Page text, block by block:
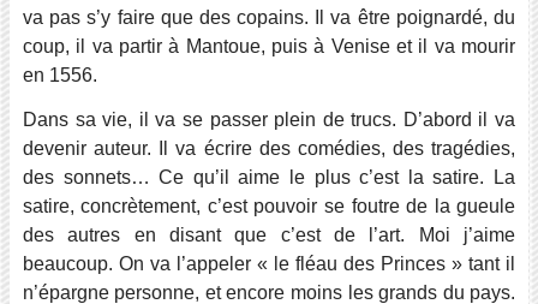
va pas s’y faire que des copains. Il va être poignardé, du
coup, il va partir à Mantoue, puis à Venise et il va mourir
en 1556.
Dans sa vie, il va se passer plein de trucs. D’abord il va
devenir auteur. Il va écrire des comédies, des tragédies,
des sonnets… Ce qu’il aime le plus c’est la satire. La
satire, concrètement, c’est pouvoir se foutre de la gueule
des autres en disant que c’est de l’art. Moi j’aime
beaucoup. On va l’appeler « le fléau des Princes » tant il
n’épargne personne, et encore moins les grands du pays.